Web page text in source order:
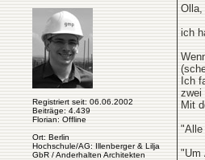
Registriert seit: 06.06.2002
Beiträge: 4.439
Florian: Offline
Ort: Berlin
Hochschule/AG: Illenberger & Lilja
GbR / Anderhalten Architekten
Olla,
ich
Ich
zwei
Mit
"Alle
"Um